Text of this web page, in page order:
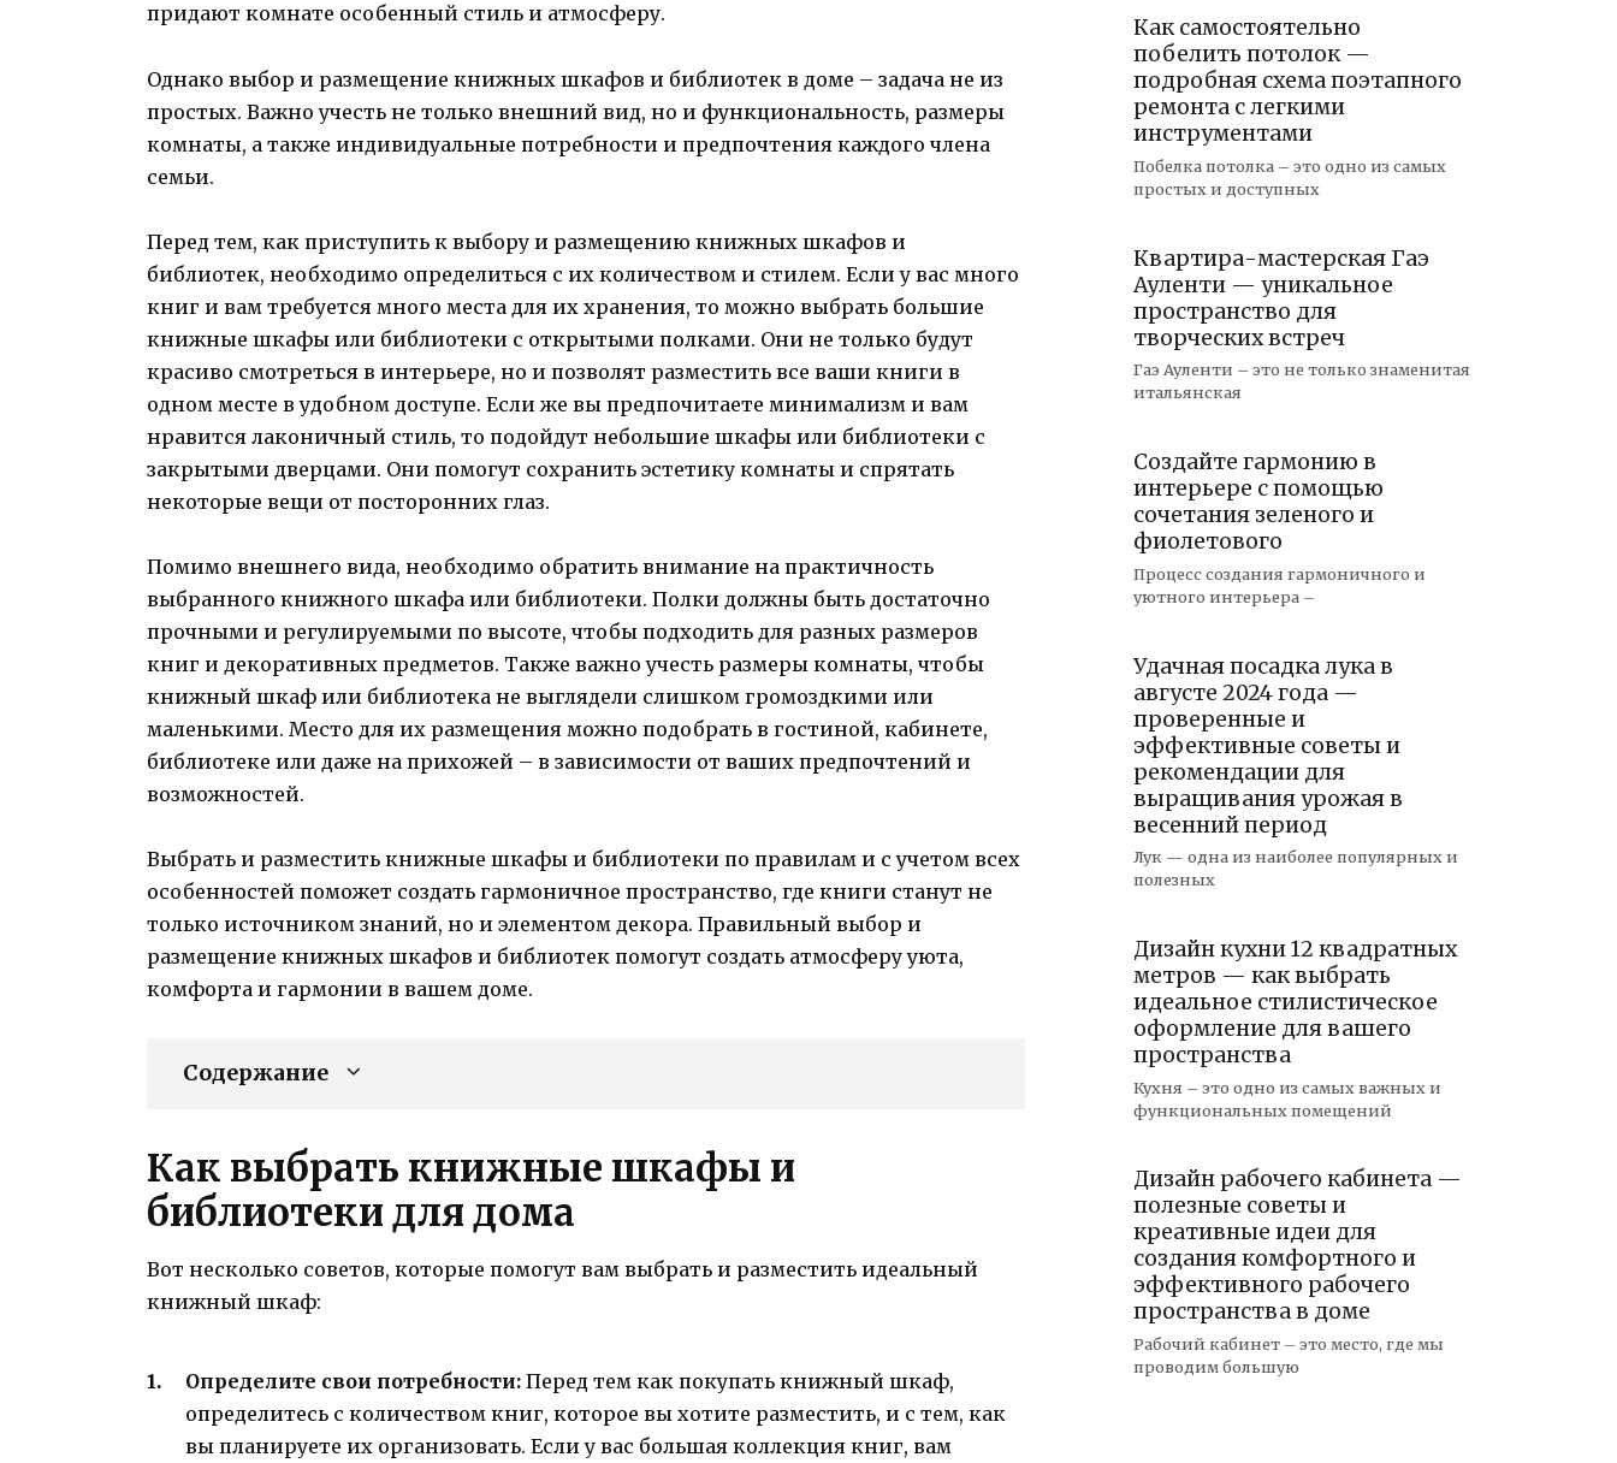
придают комнате особенный стиль и атмосферу.
Однако выбор и размещение книжных шкафов и библиотек в доме – задача не из
простых. Важно учесть не только внешний вид, но и функциональность, размеры
комнаты, а также индивидуальные потребности и предпочтения каждого члена
семьи.
Перед тем, как приступить к выбору и размещению книжных шкафов и
библиотек, необходимо определиться с их количеством и стилем. Если у вас много
книг и вам требуется много места для их хранения, то можно выбрать большие
книжные шкафы или библиотеки с открытыми полками. Они не только будут
красиво смотреться в интерьере, но и позволят разместить все ваши книги в
одном месте в удобном доступе. Если же вы предпочитаете минимализм и вам
нравится лаконичный стиль, то подойдут небольшие шкафы или библиотеки с
закрытыми дверцами. Они помогут сохранить эстетику комнаты и спрятать
некоторые вещи от посторонних глаз.
Помимо внешнего вида, необходимо обратить внимание на практичность
выбранного книжного шкафа или библиотеки. Полки должны быть достаточно
прочными и регулируемыми по высоте, чтобы подходить для разных размеров
книг и декоративных предметов. Также важно учесть размеры комнаты, чтобы
книжный шкаф или библиотека не выглядели слишком громоздкими или
маленькими. Место для их размещения можно подобрать в гостиной, кабинете,
библиотеке или даже на прихожей – в зависимости от ваших предпочтений и
возможностей.
Выбрать и разместить книжные шкафы и библиотеки по правилам и с учетом всех
особенностей поможет создать гармоничное пространство, где книги станут не
только источником знаний, но и элементом декора. Правильный выбор и
размещение книжных шкафов и библиотек помогут создать атмосферу уюта,
комфорта и гармонии в вашем доме.
Содержание
Как выбрать книжные шкафы и
библиотеки для дома
Вот несколько советов, которые помогут вам выбрать и разместить идеальный
книжный шкаф:
Определите свои потребности: Перед тем как покупать книжный шкаф,
определитесь с количеством книг, которое вы хотите разместить, и с тем, как
вы планируете их организовать. Если у вас большая коллекция книг, вам
Как самостоятельно
побелить потолок —
подробная схема поэтапного
ремонта с легкими
инструментами
Побелка потолка – это одно из самых
простых и доступных
Квартира-мастерская Гаэ
Ауленти — уникальное
пространство для
творческих встреч
Гаэ Ауленти – это не только знаменитая
итальянская
Создайте гармонию в
интерьере с помощью
сочетания зеленого и
фиолетового
Процесс создания гармоничного и
уютного интерьера –
Удачная посадка лука в
августе 2024 года —
проверенные и
эффективные советы и
рекомендации для
выращивания урожая в
весенний период
Лук — одна из наиболее популярных и
полезных
Дизайн кухни 12 квадратных
метров — как выбрать
идеальное стилистическое
оформление для вашего
пространства
Кухня – это одно из самых важных и
функциональных помещений
Дизайн рабочего кабинета —
полезные советы и
креативные идеи для
создания комфортного и
эффективного рабочего
пространства в доме
Рабочий кабинет – это место, где мы
проводим большую